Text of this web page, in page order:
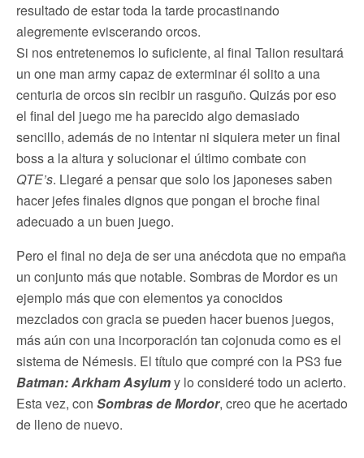
resultado de estar toda la tarde procastinando
alegremente eviscerando orcos.
Si nos entretenemos lo suficiente, al final Talion resultará
un one man army capaz de exterminar él solito a una
centuria de orcos sin recibir un rasguño. Quizás por eso
el final del juego me ha parecido algo demasiado
sencillo, además de no intentar ni siquiera meter un final
boss a la altura y solucionar el último combate con
QTE’s. Llegaré a pensar que solo los japoneses saben
hacer jefes finales dignos que pongan el broche final
adecuado a un buen juego.
Pero el final no deja de ser una anécdota que no empaña
un conjunto más que notable. Sombras de Mordor es un
ejemplo más que con elementos ya conocidos
mezclados con gracia se pueden hacer buenos juegos,
más aún con una incorporación tan cojonuda como es el
sistema de Némesis. El título que compré con la PS3 fue
Batman: Arkham Asylumy lo consideré todo un acierto.
Esta vez, con Sombras de Mordor, creo que he acertado
de lleno de nuevo.